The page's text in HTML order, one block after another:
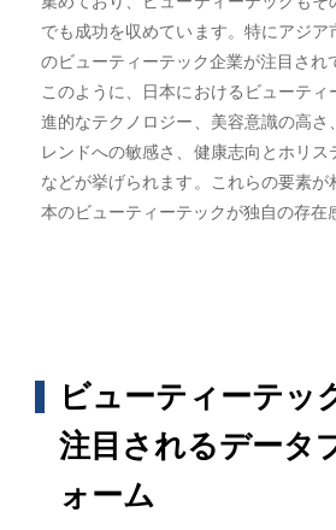
でも成功を収めています。特にアジ
のビューティーテック企業が注目され
このように、日本におけるビューテ
進的なテクノロジー、美容意識の高さ
レンドへの敏感さ、健康志向とホリ
などが挙げられます。これらの要素が
本のビューティーテックが独自の存在
ビューティーテッ
注目されるデータ
ォーム